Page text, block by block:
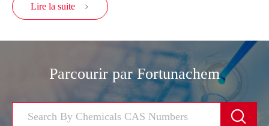
Lire la suite 
Parcourir par Fortunachem
